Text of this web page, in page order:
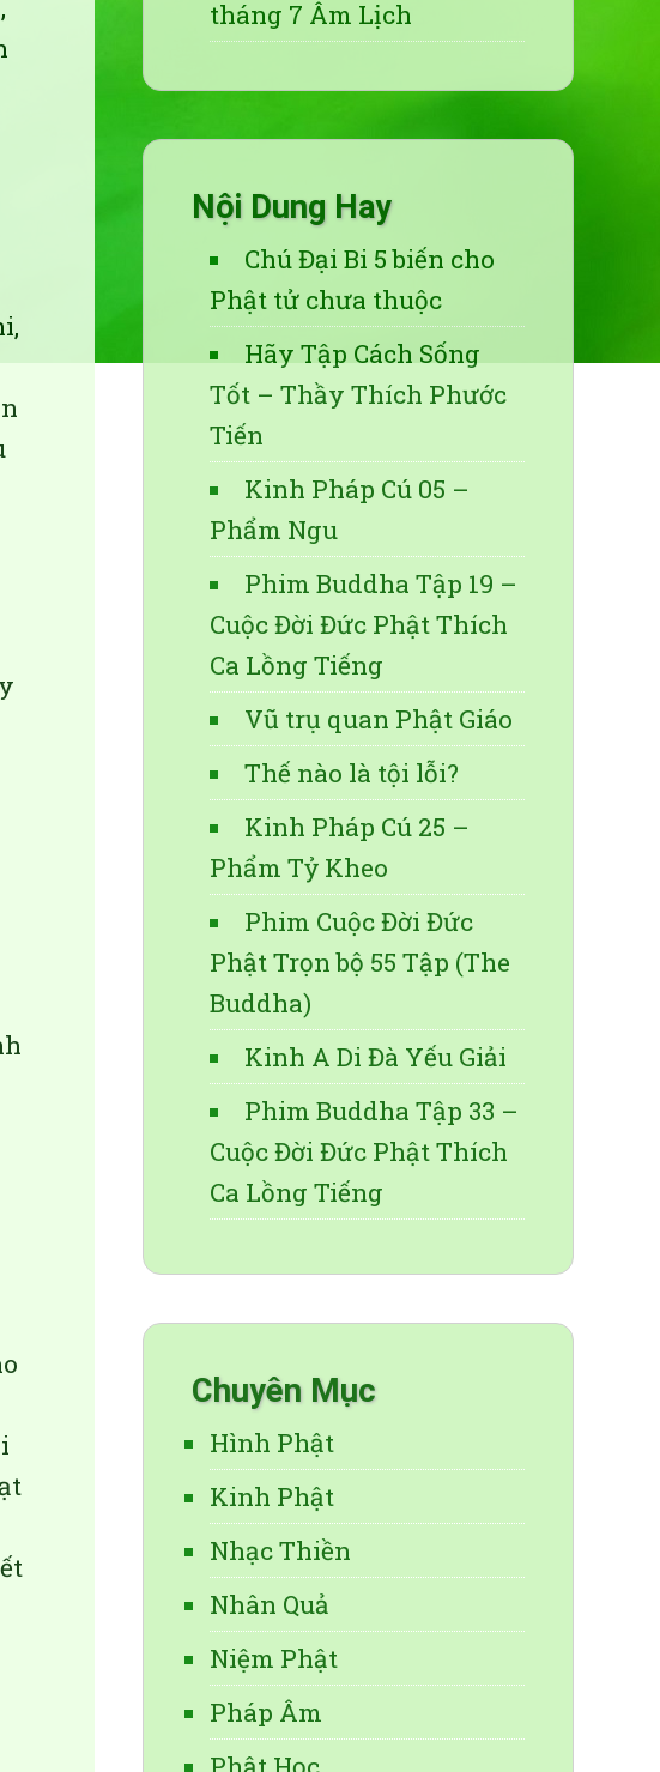
tháng 7 Âm Lịch
Nội Dung Hay
Chú Đại Bi 5 biến cho
Phật tử chưa thuộc
Hãy Tập Cách Sống
Tốt – Thầy Thích Phước
Tiến
Kinh Pháp Cú 05 –
Phẩm Ngu
Phim Buddha Tập 19 –
Cuộc Đời Đức Phật Thích
Ca Lồng Tiếng
Vũ trụ quan Phật Giáo
Thế nào là tội lỗi?
Kinh Pháp Cú 25 –
Phẩm Tỷ Kheo
Phim Cuộc Đời Đức
Phật Trọn bộ 55 Tập (The
Buddha)
Kinh A Di Đà Yếu Giải
Phim Buddha Tập 33 –
Cuộc Đời Đức Phật Thích
Ca Lồng Tiếng
Chuyên Mục
Hình Phật
Kinh Phật
Nhạc Thiền
Nhân Quả
Niệm Phật
Pháp Âm